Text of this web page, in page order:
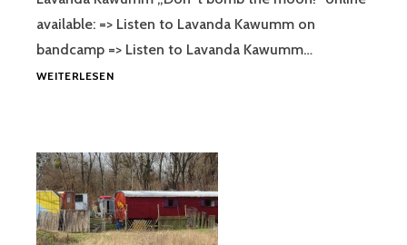
available: => Listen to Lavanda Kawumm on
bandcamp => Listen to Lavanda Kawumm…
WEITERLESENLAVANDA